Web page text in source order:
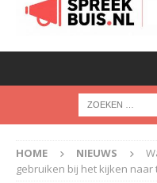
HOME NIEUWS
gebruiken bij het kijken naar